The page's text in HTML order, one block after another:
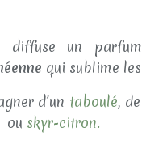
diffuse un
qui sublime
d’un taboulé,
ou skyr-citron.